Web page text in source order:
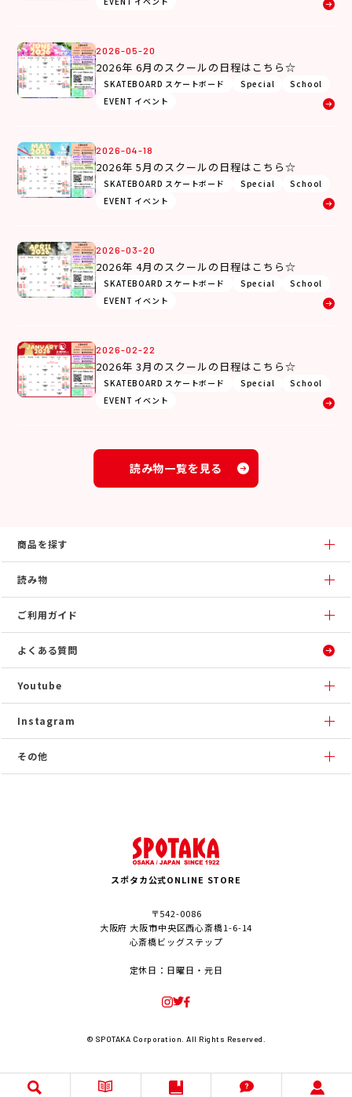
2026-05-20
2026年 6月のスクールの日程はこちら☆
SKATEBOARD スケートボード Special
School
EVENT イベント
2026-04-18
2026年 5月のスクールの日程はこちら☆
SKATEBOARD スケートボード Special
School
EVENT イベント
2026-03-20
2026年 4月のスクールの日程はこちら☆
SKATEBOARD スケートボード Special
School
EVENT イベント
2026-02-22
2026年 3月のスクールの日程はこちら☆
SKATEBOARD スケートボード Special
School
EVENT イベント
読み物一覧を見る
商品を探す
読み物
ご利用ガイド
よくある質問
Youtube
Instagram
その他
スポタカ公式ONLINE STORE
〒542-0086
大阪府 大阪市中央区西心斎橋1-6-14
心斎橋ビッグステップ
定休日：日曜日・元日
© SPOTAKA Corporation. All Rights Reserved.